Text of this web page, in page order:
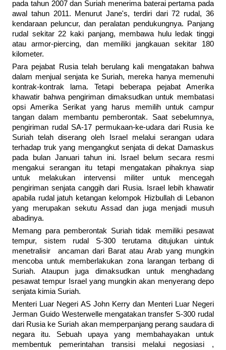
pada tahun 2007 dan Suriah menerima baterai pertama pada
awal tahun 2011. Menurut Jane's, terdiri dari 72 rudal, 36
kendaraan peluncur, dan peralatan pendukungnya. Panjang
rudal sekitar 22 kaki panjang, membawa hulu ledak tinggi
atau armor-piercing, dan memiliki jangkauan sekitar 180
kilometer.
Para pejabat Rusia telah berulang kali mengatakan bahwa
dalam menjual senjata ke Suriah, mereka hanya memenuhi
kontrak-kontrak lama. Tetapi beberapa pejabat Amerika
khawatir bahwa pengiriman dimaksudkan untuk membatasi
opsi Amerika Serikat yang harus memilih untuk campur
tangan dalam membantu pemberontak. Saat sebelumnya,
pengiriman rudal SA-17 permukaan-ke-udara dari Rusia ke
Suriah telah diserang oleh Israel melalui serangan udara
terhadap truk yang mengangkut senjata di dekat Damaskus
pada bulan Januari tahun ini. Israel belum secara resmi
mengakui serangan itu tetapi mengatakan pihaknya siap
untuk melakukan intervensi militer untuk mencegah
pengiriman senjata canggih dari Rusia. Israel lebih khawatir
apabila rudal jatuh ketangan kelompok Hizbullah di Lebanon
yang merupakan sekutu Assad dan juga menjadi musuh
abadinya.
Memang para pemberontak Suriah tidak memiliki pesawat
tempur, sistem rudal S-300 terutama ditujukan uintuk
menetralisir ancaman dari Barat atau Arab yang mungkin
mencoba untuk memberlakukan zona larangan terbang di
Suriah. Ataupun juga dimaksudkan untuk menghadang
pesawat tempur Israel yang mungkin akan menyerang depo
senjata kimia Suriah.
Menteri Luar Negeri AS John Kerry dan Menteri Luar Negeri
Jerman Guido Westerwelle mengatakan transfer S-300 rudal
dari Rusia ke Suriah akan memperpanjang perang saudara di
negara itu. Sebuah upaya yang membahayakan untuk
membentuk pemerintahan transisi melalui negosiasi ,